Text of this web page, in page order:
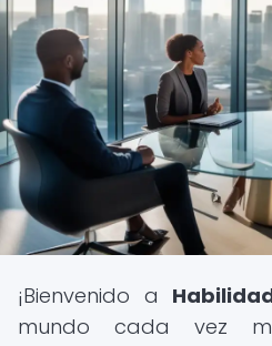
¡Bienvenido a
mundo cada vez